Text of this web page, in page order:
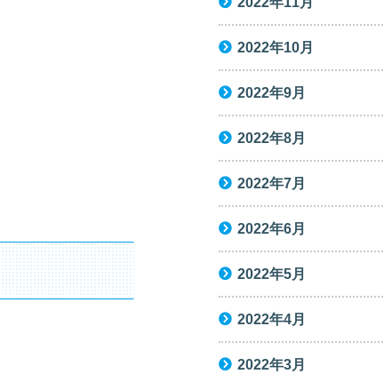
2022年10月
2022年9月
2022年8月
2022年7月
2022年6月
2022年5月
2022年4月
2022年3月